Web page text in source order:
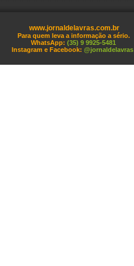
www.jornaldelavras.com.br
Para quem leva a informação a sério.
WhatsApp: (35) 9 9925-5481
Instagram e Facebook: @jornaldelavras